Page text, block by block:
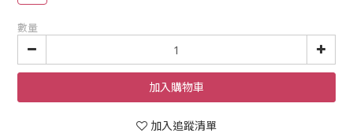
數量
加入購物車
加入追蹤清單